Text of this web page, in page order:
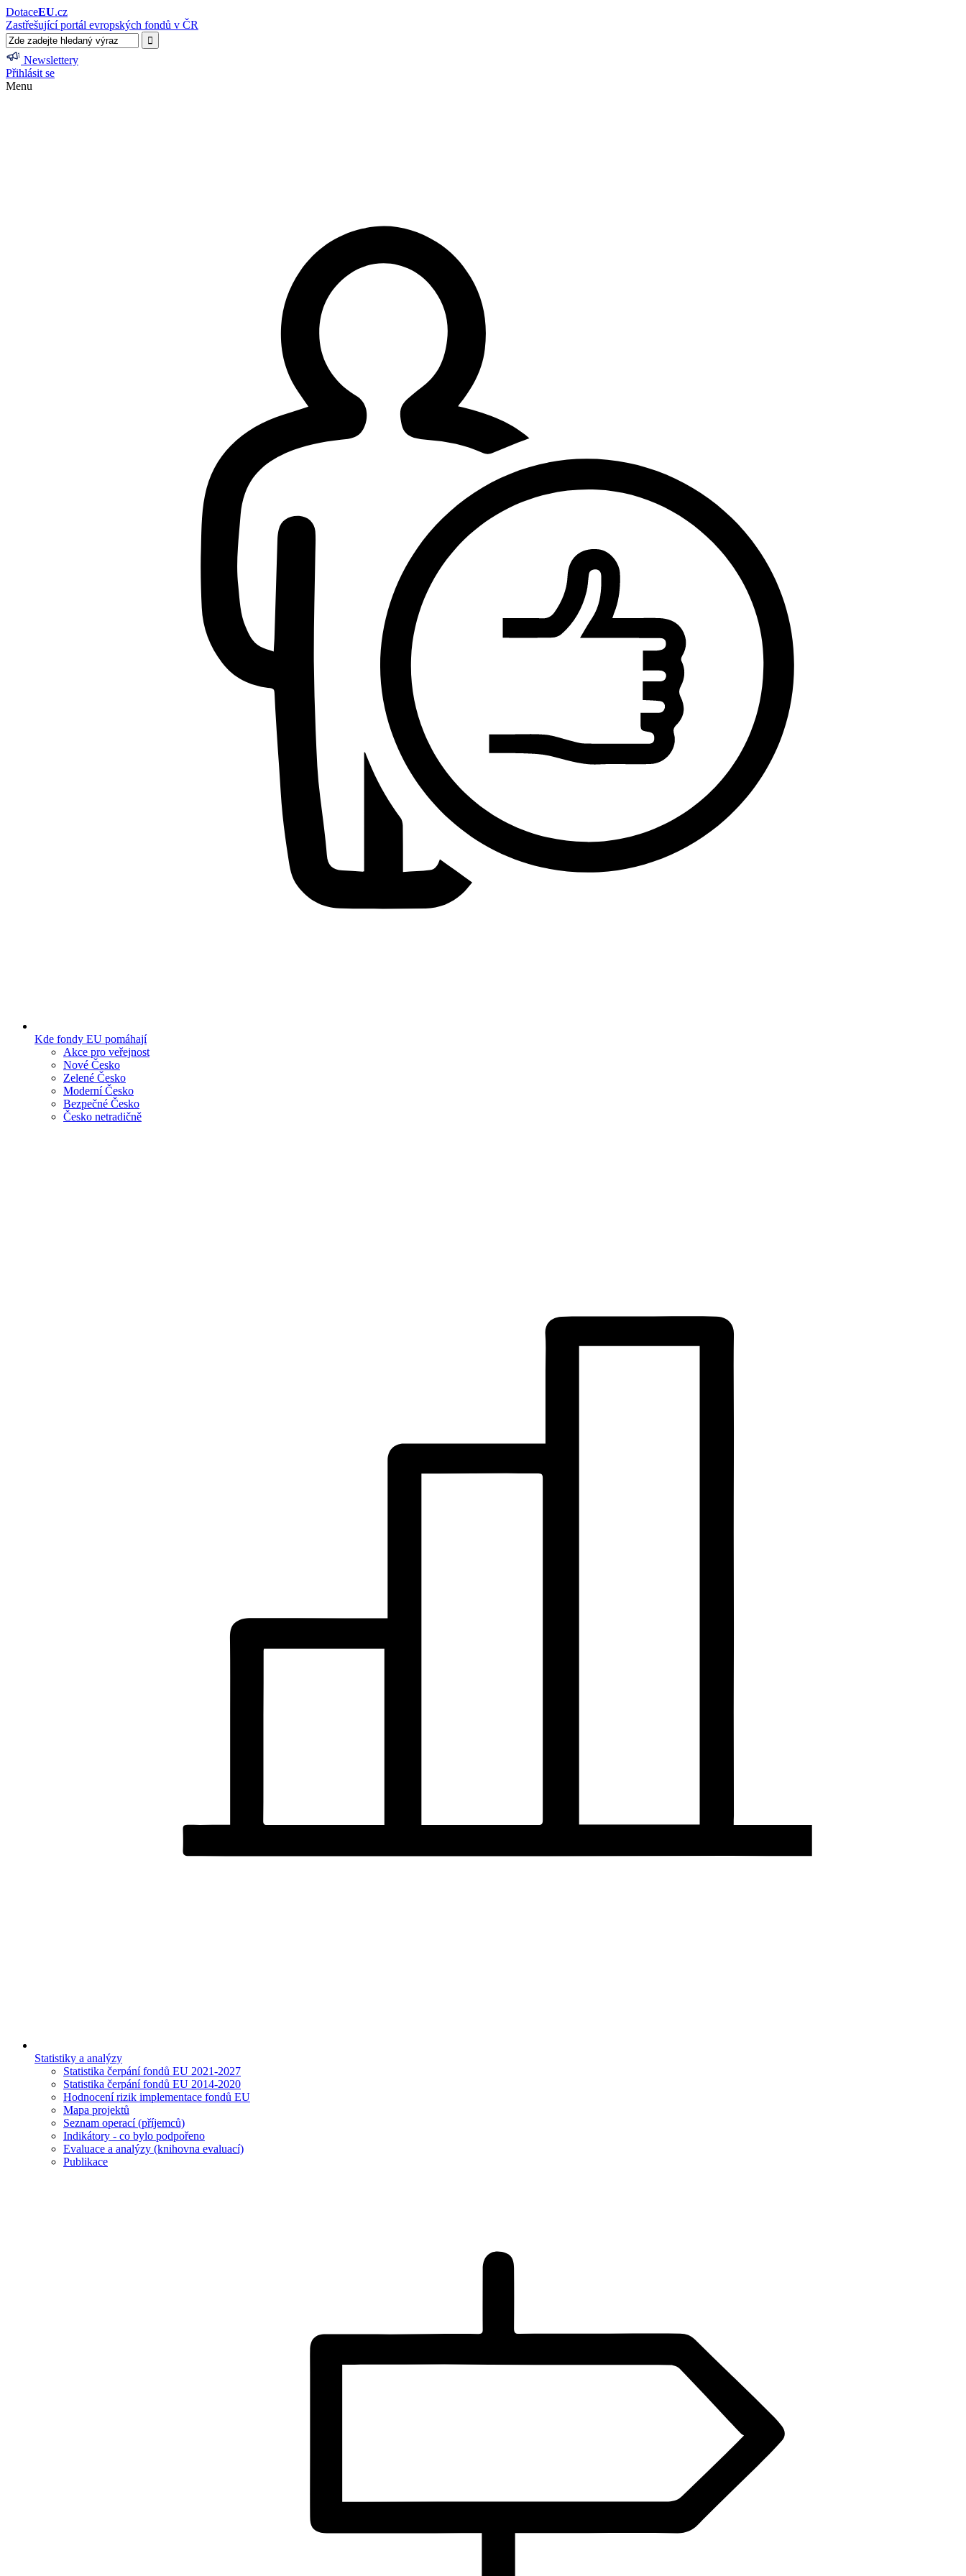
DotaceEU.cz
Zastřešující portál evropských fondů v ČR
Newslettery
Přihlásit se
Menu
Kde fondy EU pomáhají
Akce pro veřejnost
Nové Česko
Zelené Česko
Moderní Česko
Bezpečné Česko
Česko netradičně
Statistiky a analýzy
Statistika čerpání fondů EU 2021-2027
Statistika čerpání fondů EU 2014-2020
Hodnocení rizik implementace fondů EU
Mapa projektů
Seznam operací (příjemců)
Indikátory - co bylo podpořeno
Evaluace a analýzy (knihovna evaluací)
Publikace